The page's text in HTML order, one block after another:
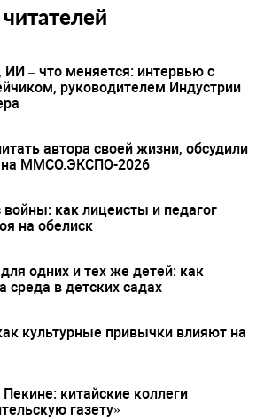
ИИ – что меняется: интервью с
руководителем Индустрии
автора своей жизни, обсудили
на ММСО.ЭКСПО-2026
как лицеисты и педагог
на обелиск
одних и тех же детей: как
среда в детских садах
культурные привычки влияют на
китайские коллеги
газету»